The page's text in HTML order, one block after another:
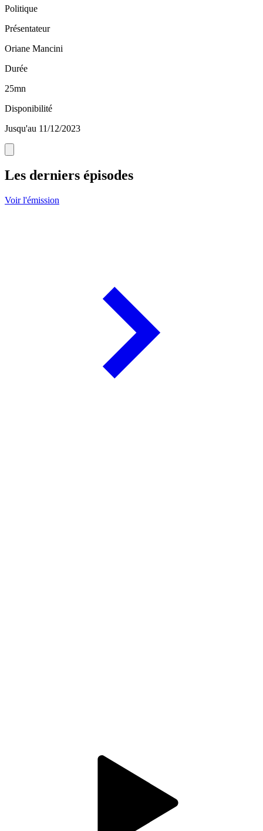
Politique
Présentateur
Oriane Mancini
Durée
25mn
Disponibilité
Jusqu'au 11/12/2023
Les derniers épisodes
Voir l'émission